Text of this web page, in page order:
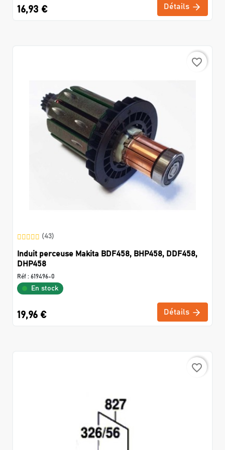
16,93 € Détails
favorite_border
(43)
Induit perceuse Makita BDF458, BHP458, DDF458,
DHP458
Réf : 619496-0
En stock
19,96 € Détails
favorite_border